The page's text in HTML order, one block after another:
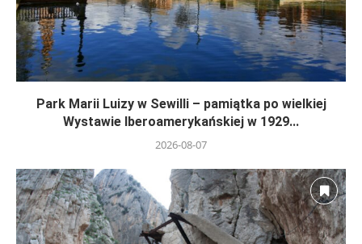
Park Marii Luizy w Sewilli – pamiątka po wielkiej
Wystawie Iberoamerykańskiej w 1929...
2026-08-07